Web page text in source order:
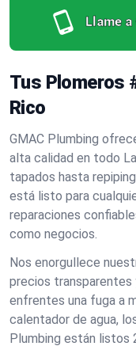
Llame a
Tus Plomeros
Rico
GMAC Plumbing
alta calidad en todo
tapados hasta
está listo para
reparaciones
como negocios.
Nos enorgullece
precios transparentes
enfrentes una fuga a
calentador de agua,
Plumbing están listos